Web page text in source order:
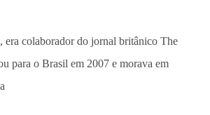
era colaborador do jornal britânico The
para o Brasil em 2007 e morava em